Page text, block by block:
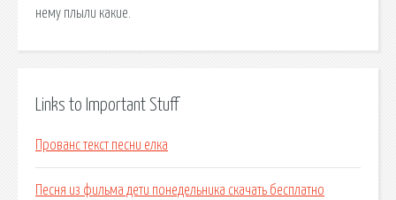
нему плыли какие.
Links to Important Stuff
Прованс текст песни елка
Песня из фильма дети понедельника скачать бесплатно